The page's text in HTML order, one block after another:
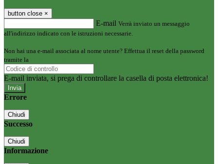
button close ×
E-mail Verrà inviato un messaggio
all'indirizzo indicato con le istruzioni necessarie.
Non hai una e-mail associata al nome utente? Effettua il reset della password
tramite la
E-mail inviata, si prega di controllare la casella di posta elettronica!
Errore
Chiudi
Successo
Chiudi
Informazione